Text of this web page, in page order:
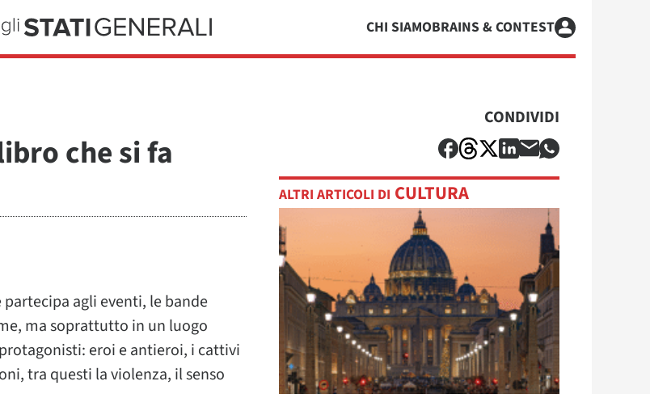
CHI SIAMOBRAINS & CONTEST
che si fa
agli eventi, le bande
ma soprattutto in un luogo
eroi e antieroi, i cattivi
tra questi la violenza, il senso
CONDIVIDI
ALTRI ARTICOLI DI CULTURA